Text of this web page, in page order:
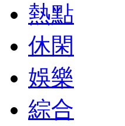
熱點
休閑
娛樂
綜合